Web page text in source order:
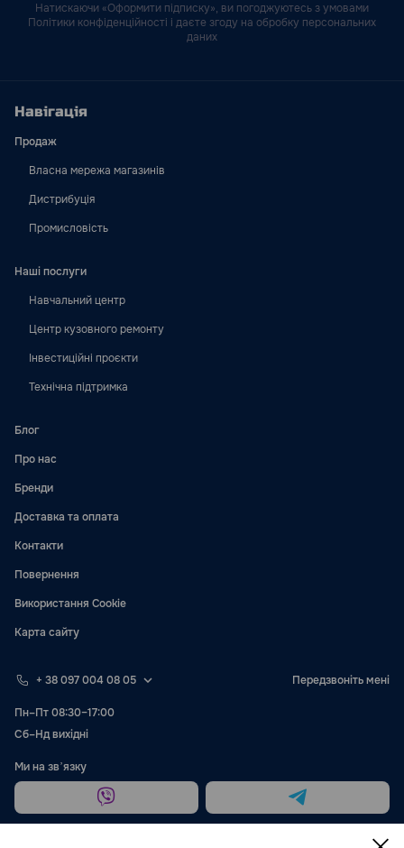
Натискаючи «Оформити підписку», ви погоджуютесь з умовами
Політики конфіденційності і даєте згоду на обробку персональних
даних
Навігація
Продаж
Власна мережа магазинів
Дистрибуція
Промисловість
Наші послуги
Навчальний центр
Центр кузовного ремонту
Інвестиційні проєкти
Технічна підтримка
Блог
Про нас
Бренди
Доставка та оплата
Контакти
Повернення
Використання Cookie
Карта сайту
+ 38 097 004 08 05 Передзвоніть мені
Пн–Пт 08:30–17:00
Сб–Нд вихідні
Ми на звʼязку